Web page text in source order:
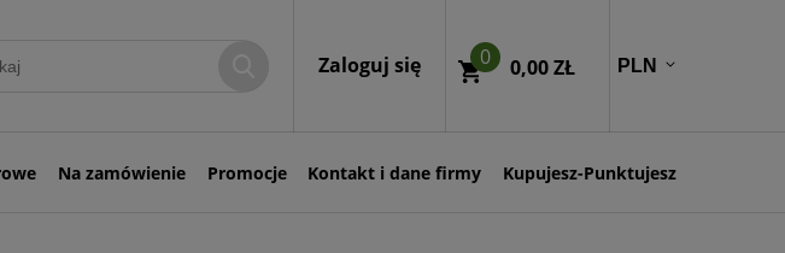
Zaloguj się 0 0,00 ZŁ
Na zamówienie Promocje Kontakt i dane firmy Kupujesz-Punktujesz